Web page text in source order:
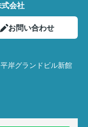
会社
お問い合わせ
岸グランドビル新館